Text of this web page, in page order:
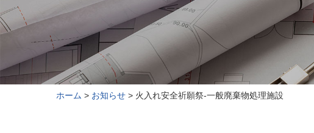
ホーム > お知らせ > 火入れ安全祈願祭-一般廃棄物処理施設